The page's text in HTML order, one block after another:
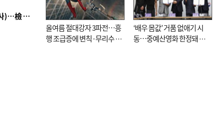
■ 검사 신분 버리고 직급하향(10년 이하 저연차 검사)…檢 중수청행 기피
올여름 절대강자 3파전…흥
행 조급증에 변칙·무리수 마
‘배우 몸값’ 거품 없애기 시
동…중예산영화 한정돼 실